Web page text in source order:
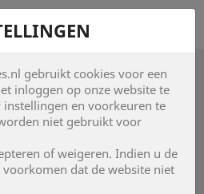
gebruikt cookies voor een
inloggen op onze website te
en voorkeuren te
niet gebruikt voor
of weigeren. Indien u de
dat de website niet